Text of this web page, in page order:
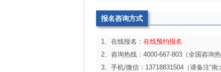
报名咨询方式
1、在线报名： 在线预约报名
2、咨询热线：4000-667-803（全国咨询热
3、手机/微信：13718831504（请备注“南